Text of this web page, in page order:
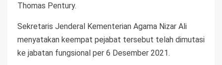
Thomas Pentury.
Sekretaris Jenderal Kementerian Agama Nizar Ali
menyatakan keempat pejabat tersebut telah dimutasi
ke jabatan fungsional per 6 Desember 2021.